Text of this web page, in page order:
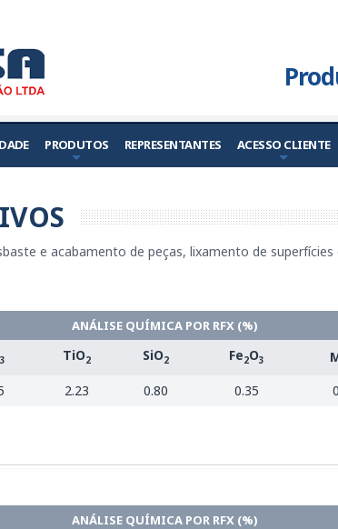
PRODUTOS REPRESENTANTES ACESSO CLIENTE
e acabamento de peças, lixamento de
ANÁLISE QUÍMICA POR RFX (%)
3 TiO2 SiO2 Fe2O3
2.23 0.80 0.35
ANÁLISE QUÍMICA POR RFX (%)